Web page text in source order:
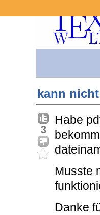
kann
3
Habe
Musste
Danke